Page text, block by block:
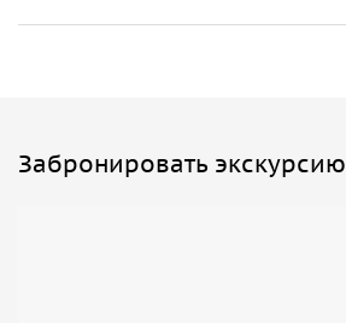
Забронировать экскурсию